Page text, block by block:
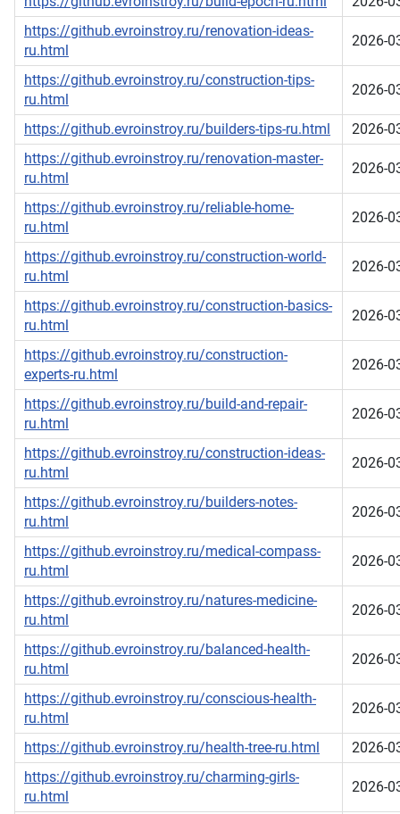
https://github.evroinstroy.ru/renovation-ideas-
ru.html
2026-
https://github.evroinstroy.ru/construction-tips-
ru.html
2026-
https://github.evroinstroy.ru/builders-tips-ru.html
2026-
https://github.evroinstroy.ru/renovation-master-
ru.html
2026-
https://github.evroinstroy.ru/reliable-home-
ru.html
2026-
https://github.evroinstroy.ru/construction-world-
ru.html
2026-
https://github.evroinstroy.ru/construction-basics-
ru.html
2026-
https://github.evroinstroy.ru/construction-
experts-ru.html
2026-
https://github.evroinstroy.ru/build-and-repair-
ru.html
2026-
https://github.evroinstroy.ru/construction-ideas-
ru.html
2026-
https://github.evroinstroy.ru/builders-notes-
ru.html
2026-
https://github.evroinstroy.ru/medical-compass-
ru.html
2026-
https://github.evroinstroy.ru/natures-medicine-
ru.html
2026-
https://github.evroinstroy.ru/balanced-health-
ru.html
2026-
https://github.evroinstroy.ru/conscious-health-
ru.html
2026-
https://github.evroinstroy.ru/health-tree-ru.html
2026-
https://github.evroinstroy.ru/charming-girls-
ru.html
2026-